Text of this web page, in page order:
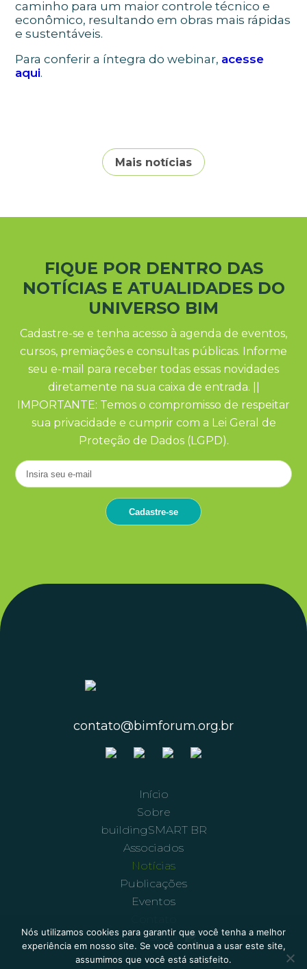
caminho para um maior controle técnico e
econômico, resultando em obras mais rápidas
e sustentáveis.
Para conferir a íntegra do webinar, acesse
aqui.
Mais notícias
FIQUE POR DENTRO DAS
NOTÍCIAS E ATUALIDADES DO
UNIVERSO BIM
Cadastre-se e tenha acesso à agenda de eventos,
cursos, premiações e consultas públicas. Informe
seu e-mail para receber todas essas novidades
diretamente na sua caixa de entrada. ||
IMPORTANTE: Temos o compromisso de respeitar
sua privacidade e cumprir com a Lei Geral de
Proteção de Dados (LGPD).
contato@bimforum.org.br
Início
Sobre
buildingSMART BR
Associados
Notícias
Publicações
Eventos
Área restrita
Nós utilizamos cookies para garantir que você tenha a melhor
experiência em nosso site. Se você continua a usar este site,
assumimos que você está satisfeito.